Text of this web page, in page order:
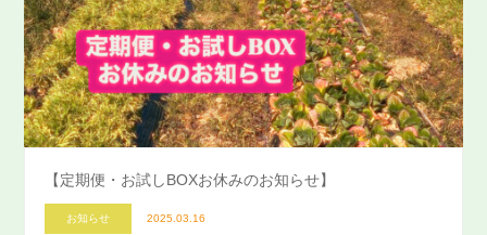
【定期便・お試しBOXお休みのお知らせ】
お知らせ 2025.03.16